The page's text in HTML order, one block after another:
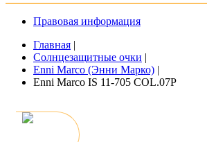
Правовая информация
Главная |
Солнцезащитные очки |
Enni Marco (Энни Марко) |
Enni Marco IS 11-705 COL.07P